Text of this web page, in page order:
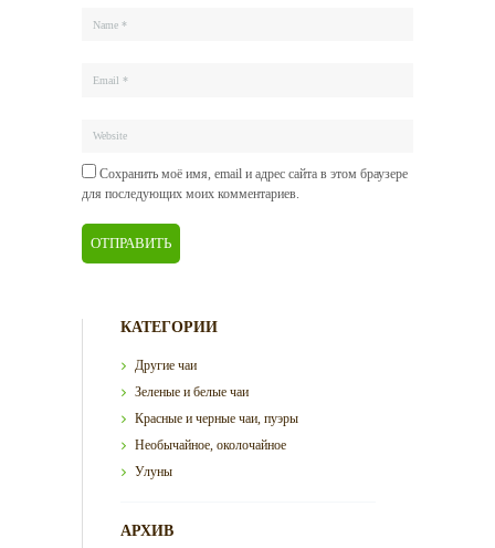
Сохранить моё имя, email и адрес сайта в этом браузере
для последующих моих комментариев.
КАТЕГОРИИ
Другие чаи
Зеленые и белые чаи
Красные и черные чаи, пуэры
Необычайное, околочайное
Улуны
АРХИВ